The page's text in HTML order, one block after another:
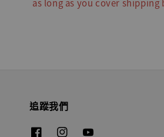
as long as you cover shipping
追蹤我們